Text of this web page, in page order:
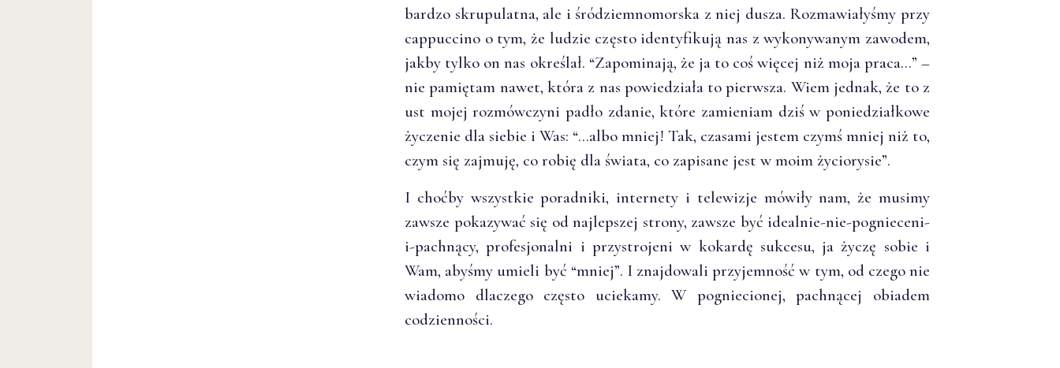
bardzo skrupulatna, ale i śródziemnomorska z niej dusza. Rozmawiałyśmy przy
cappuccino o tym, że ludzie często identyfikują nas z wykonywanym zawodem,
jakby tylko on nas określał. “Zapominają, że ja to coś więcej niż moja praca…” –
nie pamiętam nawet, która z nas powiedziała to pierwsza. Wiem jednak, że to z
ust mojej rozmówczyni padło zdanie, które zamieniam dziś w poniedziałkowe
życzenie dla siebie i Was: “…albo mniej! Tak, czasami jestem czymś mniej niż to,
czym się zajmuję, co robię dla świata, co zapisane jest w moim życiorysie”.
I choćby wszystkie poradniki, internety i telewizje mówiły nam, że musimy
zawsze pokazywać się od najlepszej strony, zawsze być idealnie-nie-pognieceni-
i-pachnący, profesjonalni i przystrojeni w kokardę sukcesu, ja życzę sobie i
Wam, abyśmy umieli być “mniej”. I znajdowali przyjemność w tym, od czego nie
wiadomo dlaczego często uciekamy. W pogniecionej, pachnącej obiadem
codzienności.